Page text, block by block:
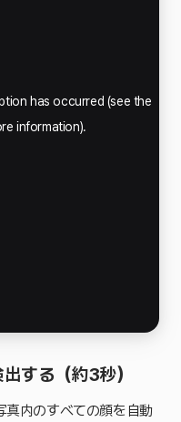
する（約3秒）
真内のすべての顔を自動